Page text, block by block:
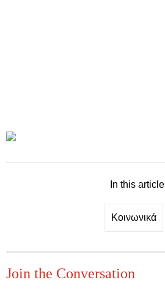
In this article
Κοινωνικά
Join the Conversation